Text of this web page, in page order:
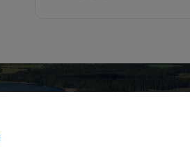
si Vysočinu